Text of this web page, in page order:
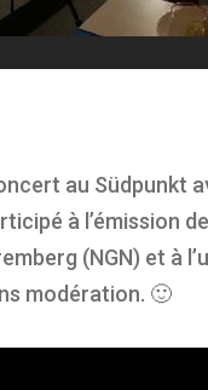
au Südpunkt
à l’émission
(NGN) et à
modération. 🙂